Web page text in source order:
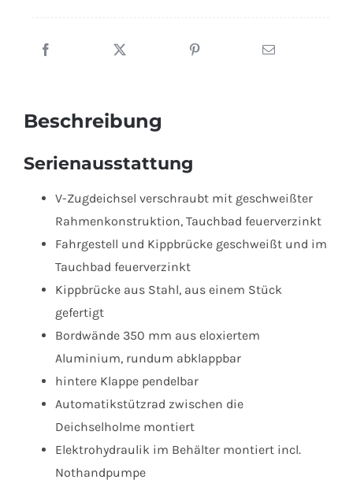
3000.31
Beschreibung
Serienausstattung
V-Zugdeichsel verschraubt mit geschweißter
Rahmenkonstruktion, Tauchbad feuerverzinkt
Fahrgestell und Kippbrücke geschweißt und im
Tauchbad feuerverzinkt
Kippbrücke aus Stahl, aus einem Stück
gefertigt
Bordwände 350 mm aus eloxiertem
Aluminium, rundum abklappbar
hintere Klappe pendelbar
Automatikstützrad zwischen die
Deichselholme montiert
Elektrohydraulik im Behälter montiert incl.
Nothandpumpe